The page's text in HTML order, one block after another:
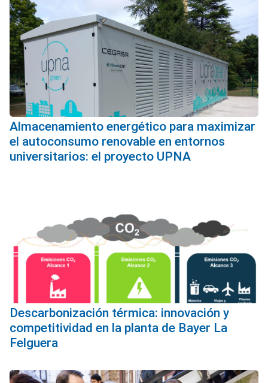
Almacenamiento energético para maximizar
el autoconsumo renovable en entornos
universitarios: el proyecto UPNA
Descarbonización térmica: innovación y
competitividad en la planta de Bayer La
Felguera